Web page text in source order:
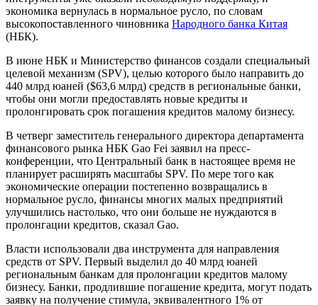
экономика вернулась в нормальное русло, по словам
высокопоставленного чиновника Народного банка Китая
(НБК).
В июне НБК и Министерство финансов создали специальный
целевой механизм (SPV), целью которого было направить до
440 млрд юаней ($63,6 млрд) средств в региональные банки,
чтобы они могли предоставлять новые кредиты и
пролонгировать срок погашения кредитов малому бизнесу.
В четверг заместитель генерального директора департамента
финансового рынка НБК Gao Fei заявил на пресс-
конференции, что Центральный банк в настоящее время не
планирует расширять масштабы SPV. По мере того как
экономические операции постепенно возвращались в
нормальное русло, финансы многих малых предприятий
улучшились настолько, что они больше не нуждаются в
пролонгации кредитов, сказал Gao.
Власти использовали два инструмента для направления
средств от SPV. Первый выделил до 40 млрд юаней
региональным банкам для пролонгации кредитов малому
бизнесу. Банки, продлившие погашение кредита, могут подать
заявку на получение стимула, эквивалентного 1% от